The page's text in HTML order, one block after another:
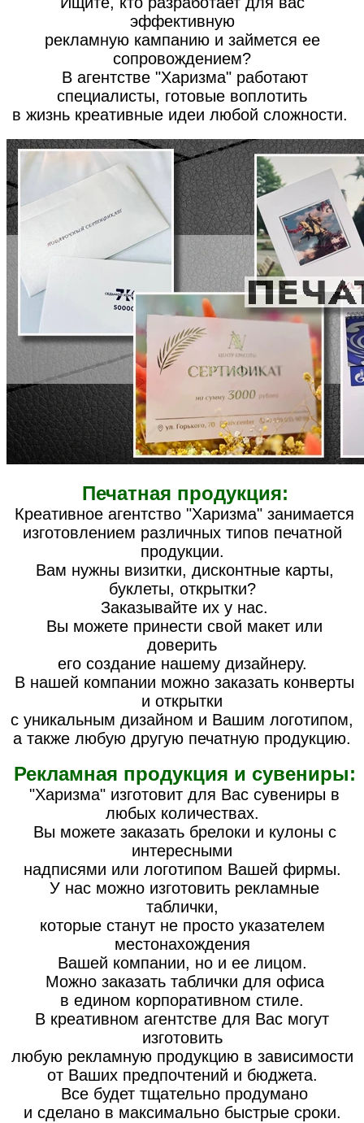
эффективную
рекламную кампанию и займется ее
сопровождением?
В агентстве "Харизма" работают
специалисты, готовые воплотить
в жизнь креативные идеи любой сложности.
Печатная продукция:
Креативное агентство "Харизма" занимается
изготовлением различных типов печатной
продукции.
Вам нужны визитки, дисконтные карты,
буклеты, открытки?
Заказывайте их у нас.
Вы можете принести свой макет или
доверить
его создание нашему дизайнеру.
В нашей компании можно заказать конверты
и открытки
с уникальным дизайном и Вашим логотипом,
а также любую другую печатную продукцию.
Рекламная продукция и сувениры:
"Харизма" изготовит для Вас сувениры в
любых количествах.
Вы можете заказать брелоки и кулоны с
интересными
надписями или логотипом Вашей фирмы.
У нас можно изготовить рекламные
таблички,
которые станут не просто указателем
местонахождения
Вашей компании, но и ее лицом.
Можно заказать таблички для офиса
в едином корпоративном стиле.
В креативном агентстве для Вас могут
изготовить
любую рекламную продукцию в зависимости
от Ваших предпочтений и бюджета.
Все будет тщательно продумано
и сделано в максимально быстрые сроки.